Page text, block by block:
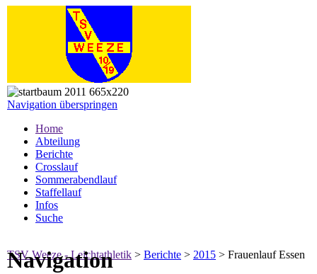
Navigation überspringen
Home
Abteilung
Berichte
Crosslauf
Sommerabendlauf
Staffellauf
Infos
Suche
TSV Weeze - Leichtathletik > Berichte > 2015 > Frauenlauf Essen
Navigation